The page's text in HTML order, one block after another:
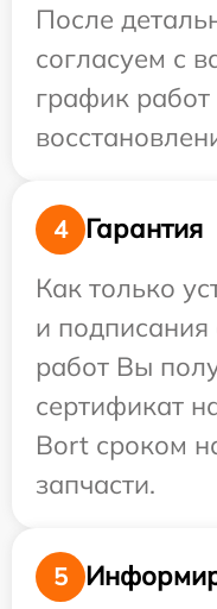
После
согласуем с
график
4
Гарантия
Как только
и
работ Вы
сертификат
Bort сроком
запчасти.
5